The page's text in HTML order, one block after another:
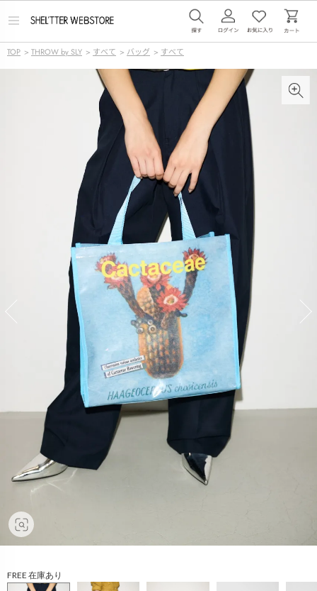
メ
ー
を
TOP > THROW by SLY > すべて > バッグ > すべて
FREE 在庫あり